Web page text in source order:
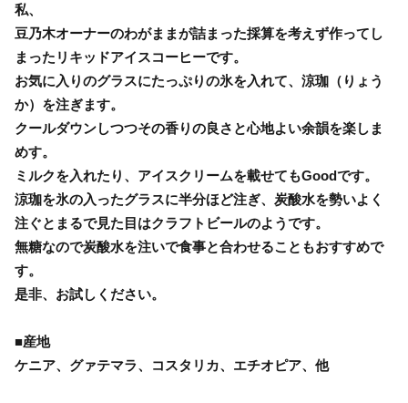
私、
豆乃木オーナーのわがままが詰まった採算を考えず作ってし
まったリキッドアイスコーヒーです。
お気に入りのグラスにたっぷりの氷を入れて、涼珈（りょう
か）を注ぎます。
クールダウンしつつその香りの良さと心地よい余韻を楽しま
めす。
ミルクを入れたり、アイスクリームを載せてもGoodです。
涼珈を氷の入ったグラスに半分ほど注ぎ、炭酸水を勢いよく
注ぐとまるで見た目はクラフトビールのようです。
無糖なので炭酸水を注いで食事と合わせることもおすすめで
す。
是非、お試しください。
■産地
ケニア、グァテマラ、コスタリカ、エチオピア、他